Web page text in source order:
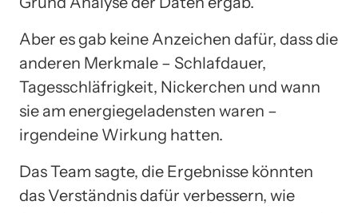
Aber es gab keine Anzeichen dafür, dass die
anderen Merkmale – Schlafdauer,
Tagesschläfrigkeit, Nickerchen und wann
sie am energiegeladensten waren –
irgendeine Wirkung hatten.
Das Team sagte, die Ergebnisse könnten
das Verständnis dafür verbessern, wie